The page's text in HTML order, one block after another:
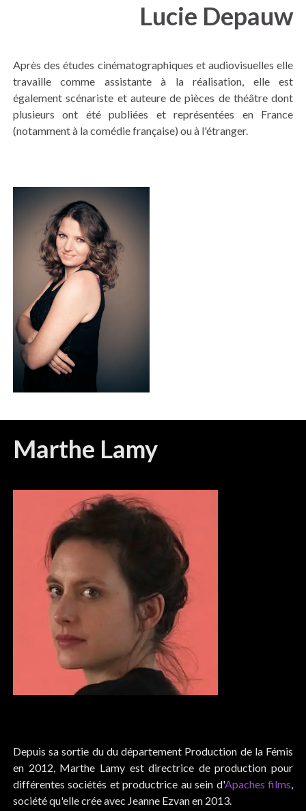
Lucie Depauw
Après des études cinématographiques et audiovisuelles elle
travaille comme assistante à la réalisation, elle est
également scénariste et auteure de pièces de théâtre dont
plusieurs ont été publiées et représentées en France
(notamment à la comédie française) ou à l'étranger.
Marthe Lamy
Depuis sa sortie du du département Production de la Fémis
en 2012, Marthe Lamy est directrice de production pour
différentes sociétés et productrice au sein d'Apaches films,
société qu'elle crée avec Jeanne Ezvan en 2013.